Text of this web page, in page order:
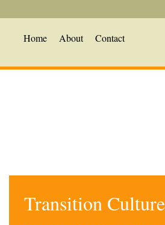
Home About Contact
Transition